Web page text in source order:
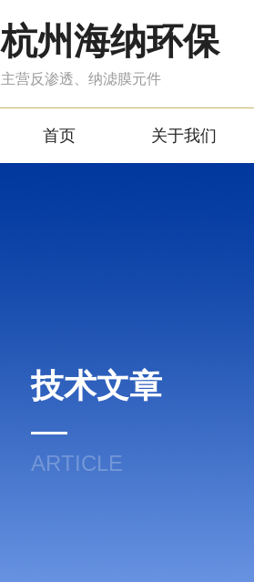
杭州海纳环保
主营反渗透、纳滤膜元件
首页 关于我们
技术文章
ARTICLE